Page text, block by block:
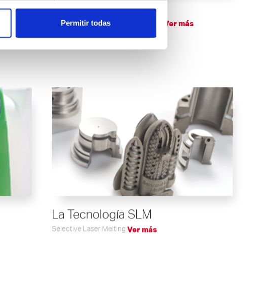
Permitir todas
NEW! GLOW HRS
No halos. Even with direct injection. Ver más
La Tecnología SLM
Selective Laser Melting Ver más